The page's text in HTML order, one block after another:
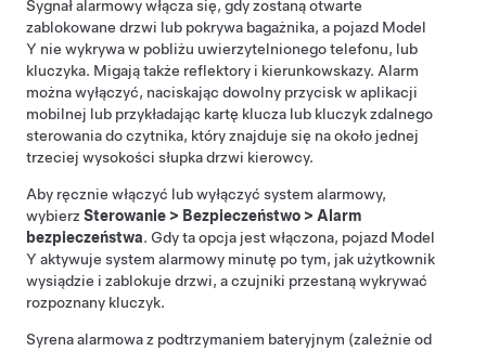
Sygnał alarmowy włącza się, gdy zostaną otwarte
zablokowane drzwi lub pokrywa bagażnika, a pojazd Model
Y nie wykrywa w pobliżu uwierzytelnionego telefonu, lub
kluczyka. Migają także reflektory i kierunkowskazy. Alarm
można wyłączyć, naciskając dowolny przycisk w aplikacji
mobilnej lub przykładając kartę klucza lub kluczyk zdalnego
sterowaniado czytnika, który znajduje się na około jednej
trzeciej wysokości słupka drzwi kierowcy.
Aby ręcznie włączyć lub wyłączyć system alarmowy,
wybierz Sterowanie > Bezpieczeństwo > Alarm
bezpieczeństwa. Gdy ta opcja jest włączona, pojazd Model
Y aktywuje system alarmowy minutę po tym, jak użytkownik
wysiądzie i zablokuje drzwi, a czujniki przestaną wykrywać
rozpoznany kluczyk.
Syrena alarmowa z podtrzymaniem bateryjnym (zależnie od